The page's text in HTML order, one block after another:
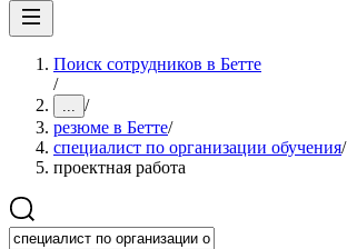
Поиск сотрудников в Бетте
/
... /
резюме в Бетте/
специалист по организации обучения/
проектная работа